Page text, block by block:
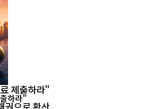
제출하라"